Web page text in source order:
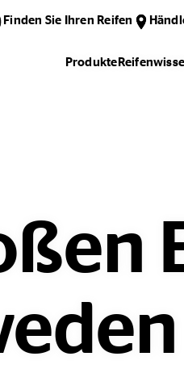
Finden Sie Ihren Reifen
Produkte